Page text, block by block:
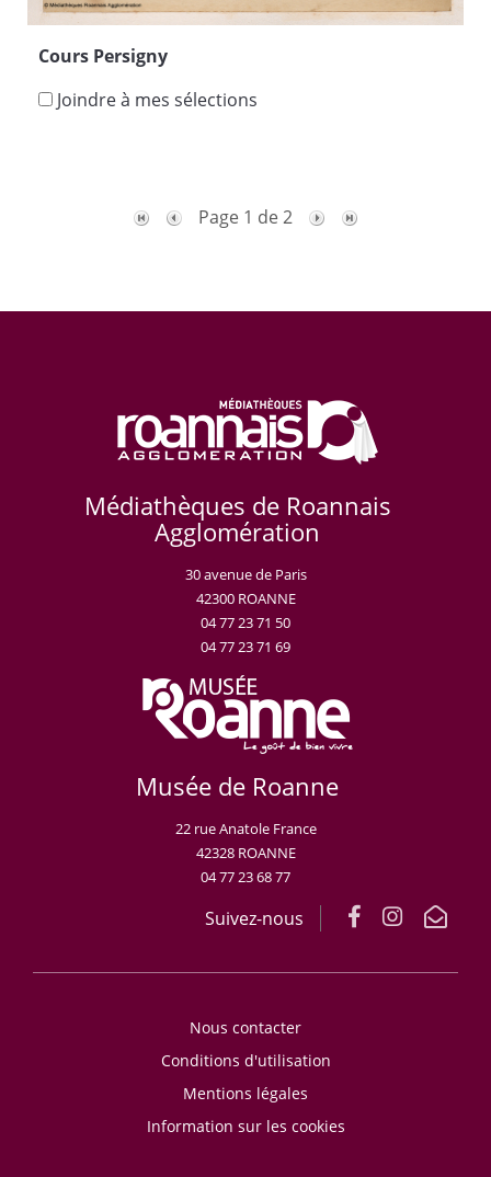
Cours Persigny
Joindre à mes sélections
Page 1 de 2
Médiathèques de Roannais
Agglomération
30 avenue de Paris
42300 ROANNE
04 77 23 71 50
04 77 23 71 69
Musée de Roanne
22 rue Anatole France
42328 ROANNE
04 77 23 68 77
Suivez-nous
Nous contacter
Conditions d'utilisation
Mentions légales
Information sur les cookies